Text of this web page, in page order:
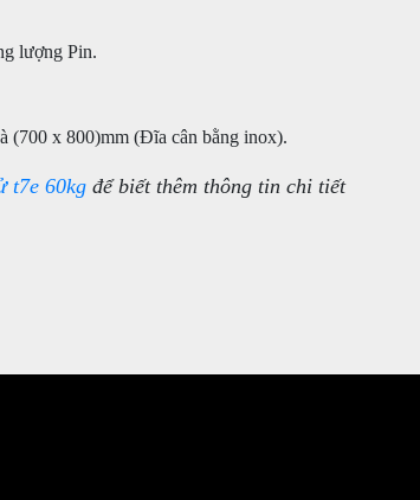
lượng Pin.
(700 x 800)mm (Đĩa cân bằng inox).
t7e 60kg để biết thêm thông tin chi tiết